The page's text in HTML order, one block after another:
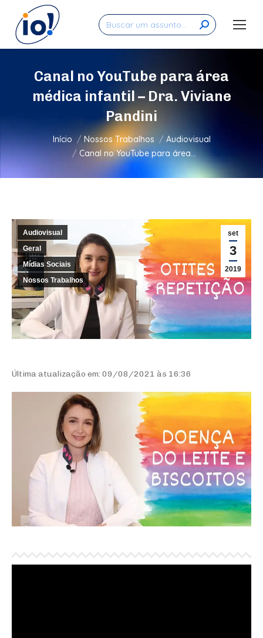
Search:
Canal no YouTube para área
médica infantil – Dra. Viviane
Pandini
Você está aqui:
Início Nossos Trabalhos
Audiovisual
Canal no YouTube para área…
set
3
2019
Audiovisual
Geral
Mídias Sociais
Nossos Trabalhos
Última atualização em: 09/08/2021 às 16:36